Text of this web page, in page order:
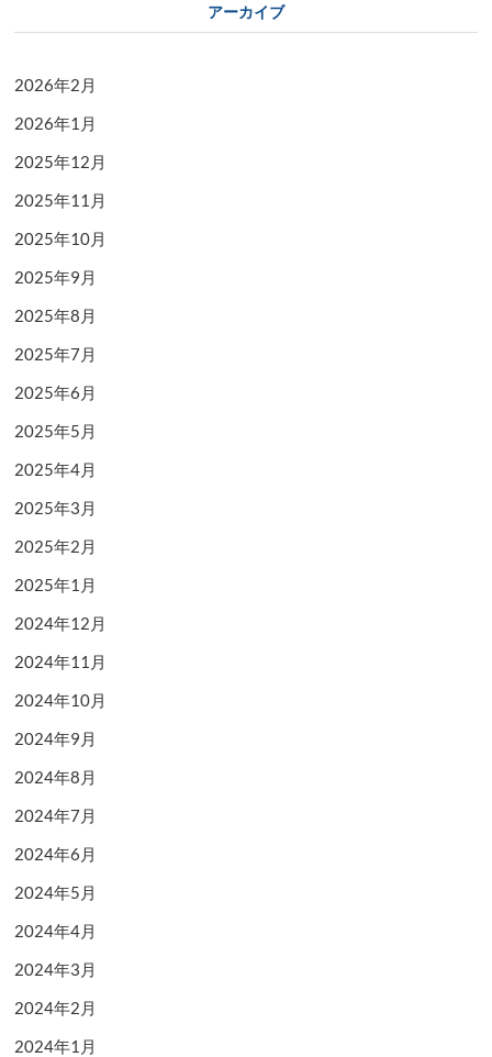
アーカイブ
2026年2月
2026年1月
2025年12月
2025年11月
2025年10月
2025年9月
2025年8月
2025年7月
2025年6月
2025年5月
2025年4月
2025年3月
2025年2月
2025年1月
2024年12月
2024年11月
2024年10月
2024年9月
2024年8月
2024年7月
2024年6月
2024年5月
2024年4月
2024年3月
2024年2月
2024年1月